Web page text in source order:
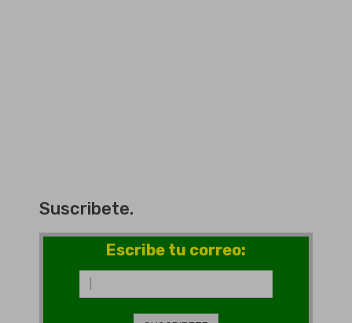
Suscribete.
Escribe tu correo: